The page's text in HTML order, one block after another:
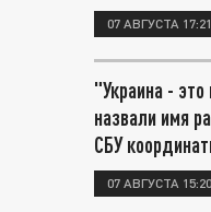
07 АВГУСТА 17:21
"Украина -
назвали имя
СБУ
07 АВГУСТА 15:20